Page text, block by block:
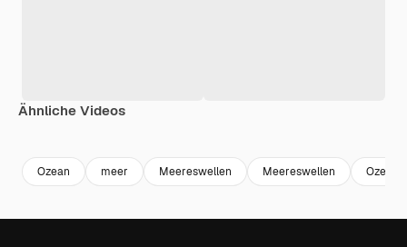
Ähnliche Videos
Ozean meer Meereswellen Meereswellen